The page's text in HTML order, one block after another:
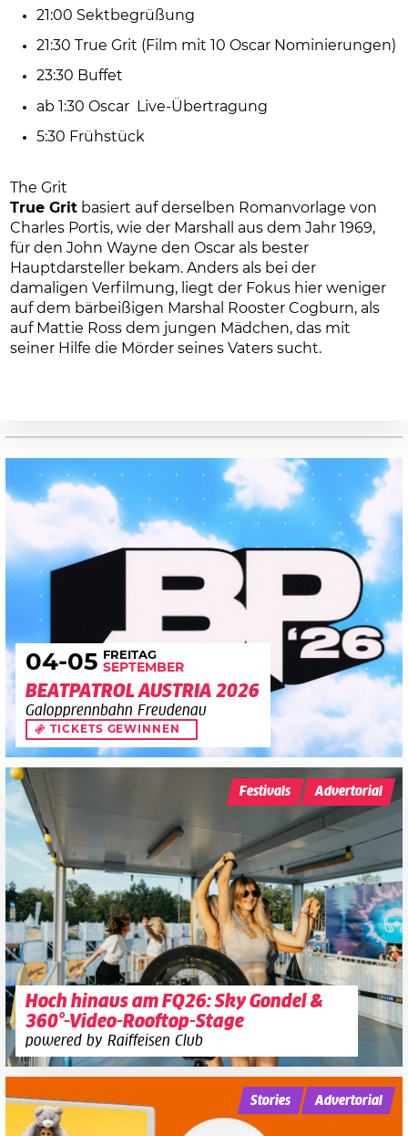
21:00 Sektbegrüßung
21:30 True Grit (Film mit 10 Oscar Nominierungen)
23:30 Buffet
ab 1:30 Oscar Live-Übertragung
5:30 Frühstück
The Grit
True Grit basiert auf derselben Romanvorlage von
Charles Portis, wie der Marshall aus dem Jahr 1969,
für den John Wayne den Oscar als bester
Hauptdarsteller bekam. Anders als bei der
damaligen Verfilmung, liegt der Fokus hier weniger
auf dem bärbeißigen Marshal Rooster Cogburn, als
auf Mattie Ross dem jungen Mädchen, das mit
seiner Hilfe die Mörder seines Vaters sucht.
04-05 FREITAG
SEPTEMBER
BEATPATROL AUSTRIA 2026
Galopprennbahn Freudenau
TICKETS GEWINNEN
Hoch hinaus am FQ26: Sky Gondel &
360°-Video-Rooftop-Stage
powered by Raiffeisen Club
Festivals Advertorial
Stories Advertorial